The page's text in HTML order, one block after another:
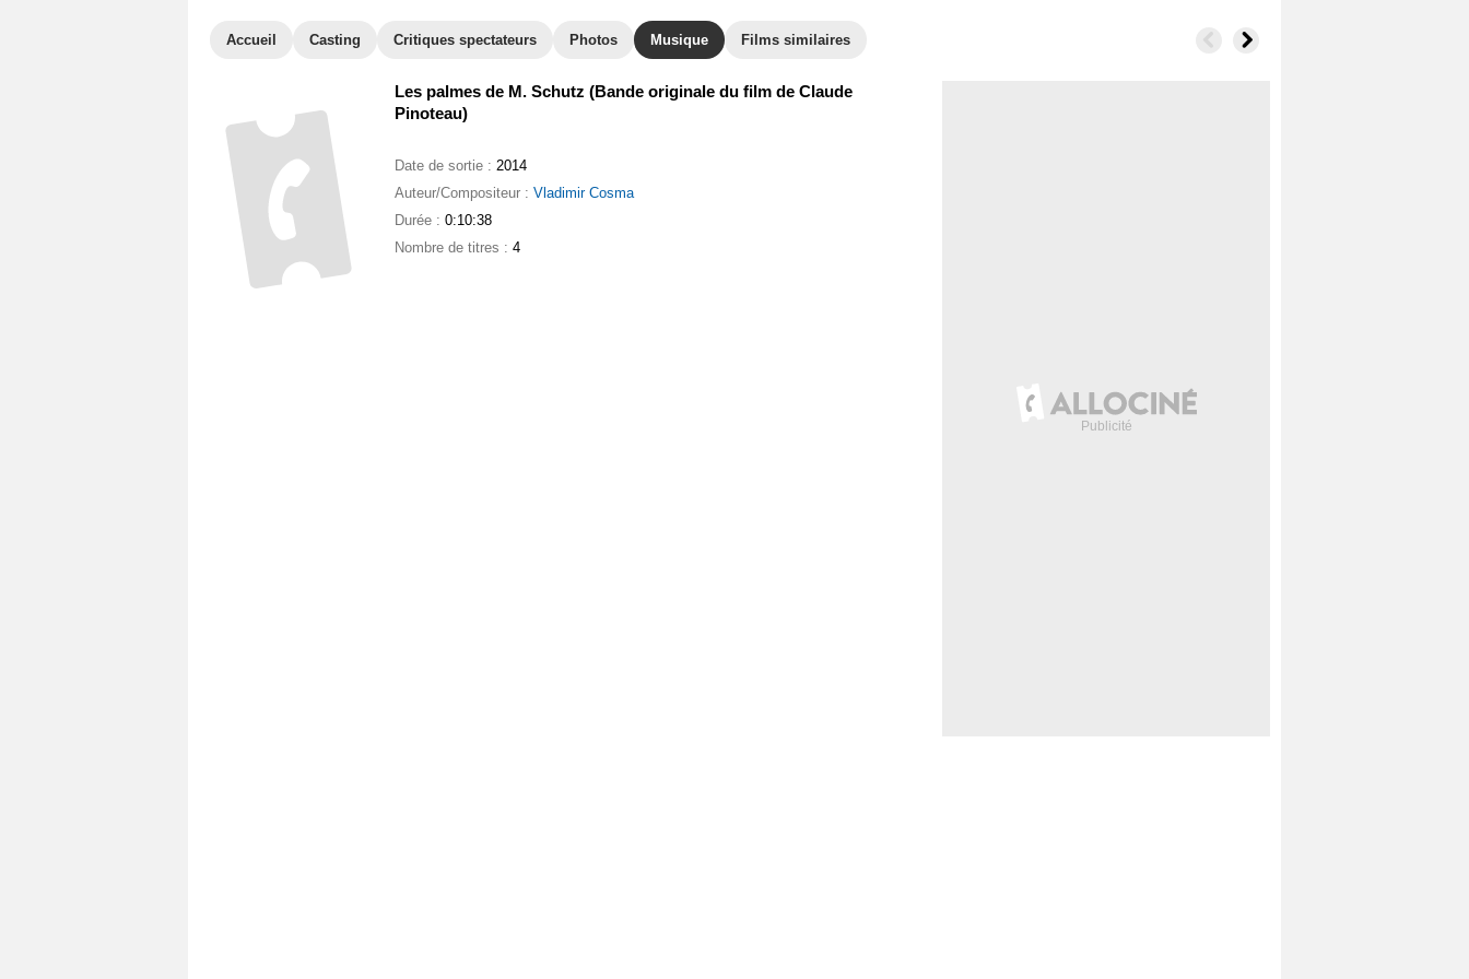
Accueil Casting Critiques spectateurs Photos Musique Films similaires
Les palmes de M. Schutz (Bande originale du film de Claude
Pinoteau)
Date de sortie : 2014
Auteur/Compositeur : Vladimir Cosma
Durée : 0:10:38
Nombre de titres : 4